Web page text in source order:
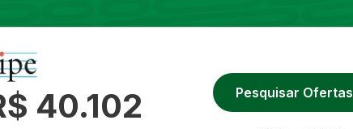
40.102 Pesquisar Ofertas